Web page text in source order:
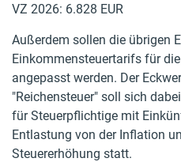
VZ 2026: 6.828 EUR
Außerdem sollen die übrigen
Einkommensteuertarifs für
angepasst werden. Der
"Reichensteuer" soll sich
für Steuerpflichtige mit
Entlastung von der Inflation
Steuererhöhung statt.